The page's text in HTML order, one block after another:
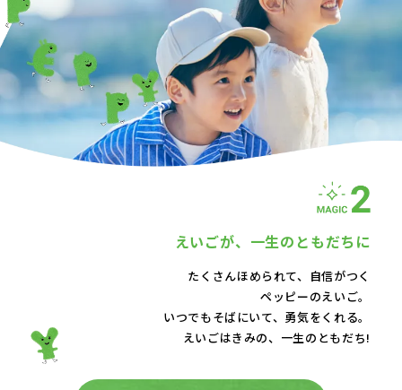
えいごが、 一生のともだちに
たくさんほめられて、自信がつく
ペッピーのえいご。
いつでもそばにいて、 勇気をくれる。
えいごはきみの、一生のともだち!